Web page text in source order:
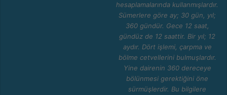
hesaplamalarında kullanmışlardır.
Sümerlere göre ay; 30 gün, yıl;
360 gündür. Gece 12 saat,
gündüz de 12 saattir. Bir yıl; 12
aydır. Dört işlemi, çarpma ve
bölme cetvellerini bulmuşlardır.
Yine dairenin 360 dereceye
bölünmesi gerektiğini öne
sürmüşlerdir. Bu bilgilere